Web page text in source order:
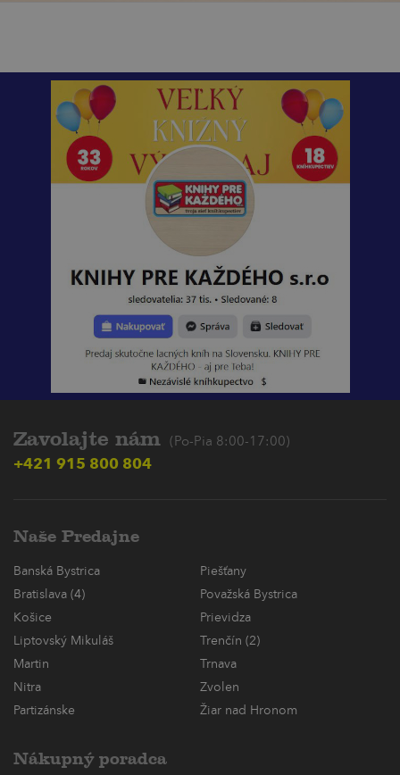
Zavolajte nám (Po-Pia 8:00-17:00)
+421 915 800 804
Naše Predajne
Banská Bystrica
Piešťany
Bratislava (4)
Považská Bystrica
Košice
Prievidza
Liptovský Mikuláš
Trenčín (2)
Martin
Trnava
Nitra
Zvolen
Partizánske
Žiar nad Hronom
Nákupný poradca